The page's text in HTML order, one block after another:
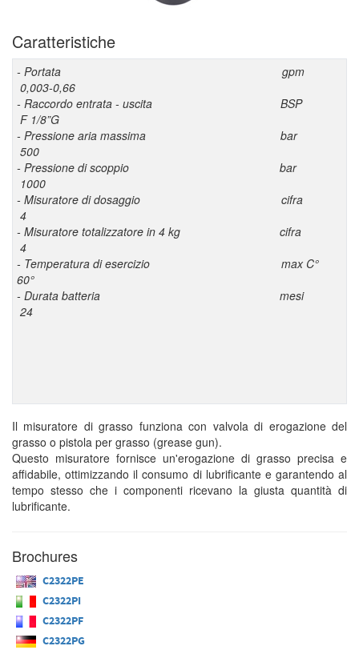
Caratteristiche
- Portata gpm
0,003-0,66
- Raccordo entrata - uscita BSP
F 1/8”G
- Pressione aria massima bar
500
- Pressione di scoppio bar
1000
- Misuratore di dosaggio cifra
4
- Misuratore totalizzatore in 4 kg cifra
4
- Temperatura di esercizio max C°
60°
- Durata batteria mesi
24
Il misuratore di grasso funziona con valvola di erogazione del
grasso o pistola per grasso (grease gun).
Questo misuratore fornisce un'erogazione di grasso precisa e
affidabile, ottimizzando il consumo di lubrificante e garantendo al
tempo stesso che i componenti ricevano la giusta quantità di
lubrificante.
Brochures
C2322PE
C2322PI
C2322PF
C2322PG